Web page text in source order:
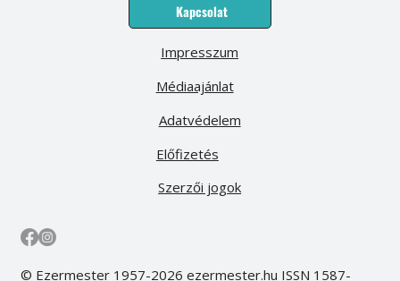
Kapcsolat
Médiaajánlat
Előfizetés
Impresszum
Adatvédelem
Szerzői jogok
© Ezermester 1957-2026 ezermester.hu ISSN 1587-